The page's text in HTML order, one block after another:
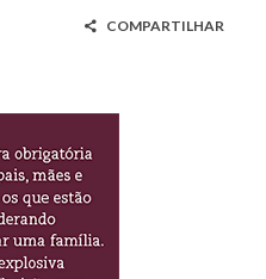
COMPARTILHAR